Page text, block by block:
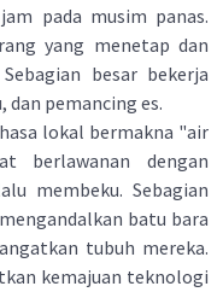
pada musim panas.
yang menetap dan
besar bekerja
dan pemancing es.
lokal bermakna "air
berlawanan dengan
membeku. Sebagian
batu bara
tubuh mereka.
kemajuan teknologi